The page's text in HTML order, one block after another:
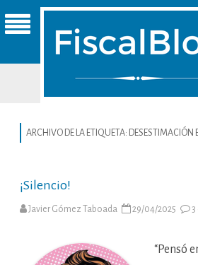
ARCHIVO DE LA ETIQUETA: DESESTIMACIÓN
¡Silencio!
Javier Gómez Taboada 29/04/2025
“Pensó